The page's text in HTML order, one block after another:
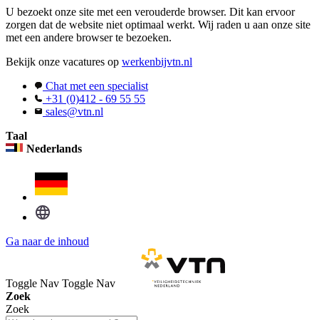
U bezoekt onze site met een verouderde browser. Dit kan ervoor
zorgen dat de website niet optimaal werkt. Wij raden u aan onze site
met een andere browser te bezoeken.
Bekijk onze vacatures op werkenbijvtn.nl
Chat met een specialist
+31 (0)412 - 69 55 55
sales@vtn.nl
Taal
Nederlands
Ga naar de inhoud
Toggle Nav Toggle Nav
Zoek
Zoek